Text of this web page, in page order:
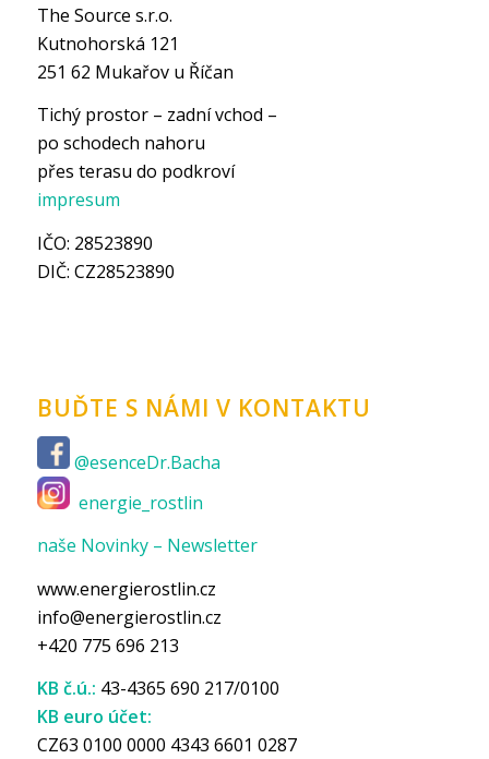
The Source s.r.o.
Kutnohorská 121
251 62 Mukařov u Říčan
Tichý prostor – zadní vchod –
po schodech nahoru
přes terasu do podkroví
impresum
IČO: 28523890
DIČ: CZ28523890
BUĎTE S NÁMI V KONTAKTU
@esenceDr.Bacha
energie_rostlin
naše Novinky – Newsletter
www.energierostlin.cz
info@energierostlin.cz
+420 775 696 213
KB č.ú.: 43-4365 690 217/0100
KB euro účet:
CZ63 0100 0000 4343 6601 0287